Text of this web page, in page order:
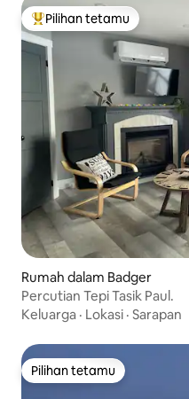
Pilihan utama tetamu
Pilihan tetamu
Rumah dalam Badger
Percutian Tepi Tasik Paul.
Keluarga · Lokasi · Sarapan
Pilihan tetamu
Pilihan tetamu